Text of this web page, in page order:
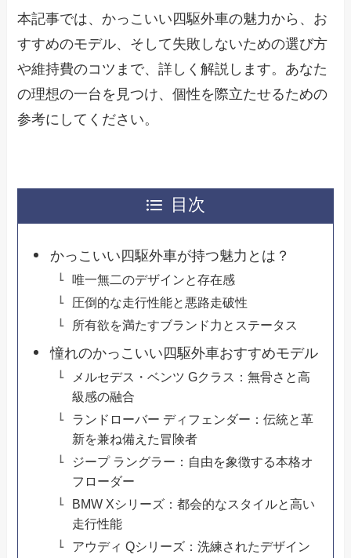
本記事では、かっこいい四駆外車の魅力から、お
すすめのモデル、そして失敗しないための選び方
や維持費のコツまで、詳しく解説します。あなた
の理想の一台を見つけ、個性を際立たせるための
参考にしてください。
目次
かっこいい四駆外車が持つ魅力とは？
唯一無二のデザインと存在感
圧倒的な走行性能と悪路走破性
所有欲を満たすブランド力とステータス
憧れのかっこいい四駆外車おすすめモデル
メルセデス・ベンツ Gクラス：無骨さと高
級感の融合
ランドローバー ディフェンダー：伝統と革
新を兼ね備えた冒険者
ジープ ラングラー：自由を象徴する本格オ
フローダー
BMW Xシリーズ：都会的なスタイルと高い
走行性能
アウディ Qシリーズ：洗練されたデザイン